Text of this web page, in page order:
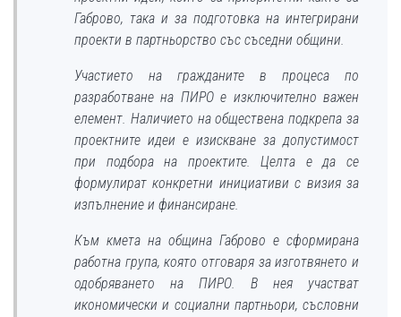
Габрово, така и за подготовка на интегрирани
проекти в партньорство със съседни общини.
Участието на гражданите в процеса по
разработване на ПИРО е изключително важен
елемент. Наличието на обществена подкрепа за
проектните идеи е изискване за допустимост
при подбора на проектите. Целта е да се
формулират конкретни инициативи с визия за
изпълнение и финансиране.
Към кмета на община Габрово е сформирана
работна група, която отговаря за изготвянето и
одобряването на ПИРО. В нея участват
икономически и социални партньори, съсловни